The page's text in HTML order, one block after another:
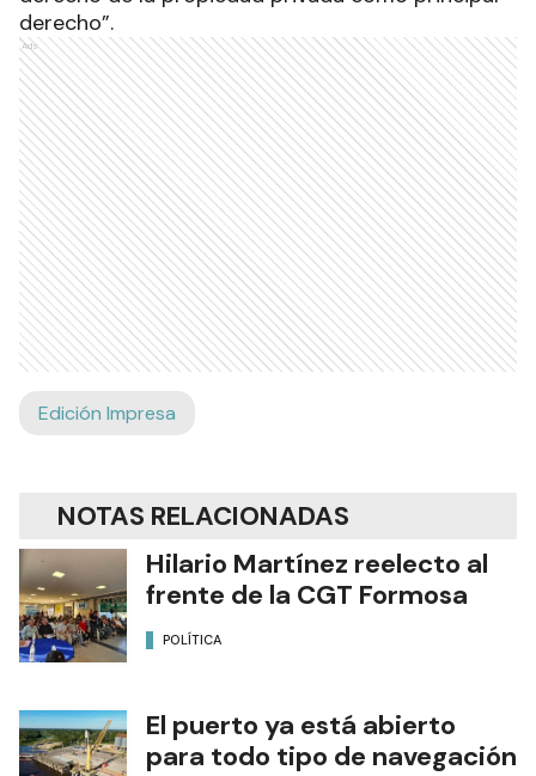
derecho”.
Ads
Edición Impresa
NOTAS RELACIONADAS
Hilario Martínez reelecto al
frente de la CGT Formosa
POLÍTICA
El puerto ya está abierto
para todo tipo de navegación